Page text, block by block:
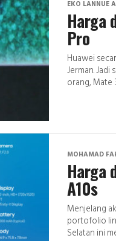
EKO LANNUE
Harga
Pro
Huawei
Jerman.
orang, Mate
MOHAMAD
Harga
A10s
Menjelang
portofolio
Selatan ini